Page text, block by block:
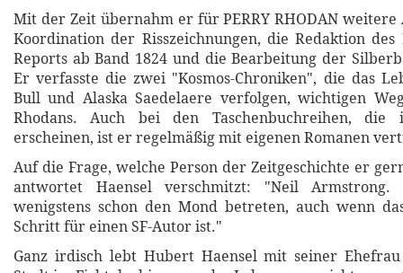
Mit der Zeit übernahm er für PERRY RHODAN
Koordination der Risszeichnungen, die Redaktion des
Reports ab Band 1824 und die Bearbeitung der
Er verfasste die zwei "Kosmos-Chroniken", die das
Bull und Alaska Saedelaere verfolgen, wichtigen
Rhodans. Auch bei den Taschenbuchreihen, die
erscheinen, ist er regelmäßig mit eigenen Romanen
Auf die Frage, welche Person der Zeitgeschichte er
antwortet Haensel verschmitzt: "Neil
wenigstens schon den Mond betreten, auch wenn
Schritt für einen SF-Autor ist."
Ganz irdisch lebt Hubert Haensel mit seiner